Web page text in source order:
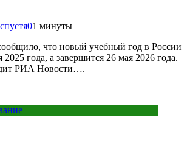
01 минуты
что новый учебный год в России
2025 года, а завершится 26 мая 2026 года.
РИА Новости….